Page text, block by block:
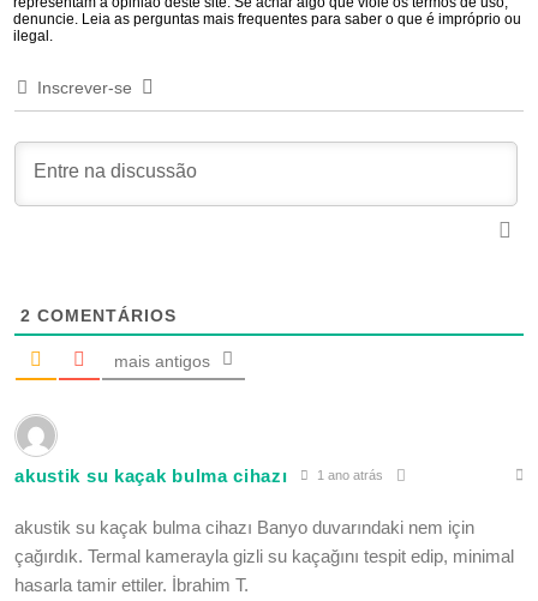
denuncie. Leia as perguntas mais frequentes para saber o que é impróprio ou
ilegal.
Inscrever-se
2 COMENTÁRIOS
mais antigos
akustik su kaçak bulma cihazı 1 ano atrás
akustik su kaçak bulma cihazı Banyo duvarındaki nem için
çağırdık. Termal kamerayla gizli su kaçağını tespit edip, minimal
hasarla tamir ettiler. İbrahim T.